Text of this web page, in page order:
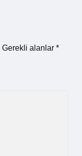
Gerekli alanlar *